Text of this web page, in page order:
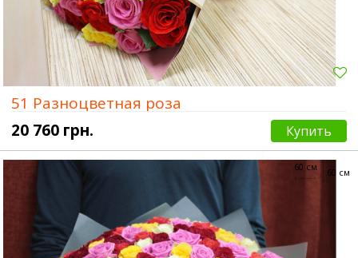
51 Разноцветная роза
20 760 грн.
Купить
60 см
60 см